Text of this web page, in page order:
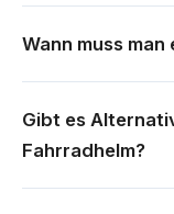
Wann muss
Gibt es
Fahrradhelm?